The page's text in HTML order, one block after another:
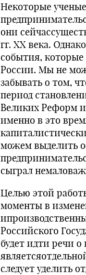
Некоторые
они
гг. XX века.
события,
России. Мы не
забывать о том,
период
Великих Реформ
именно в это
можем выделить
сыграл
Целью этой
моменты в
Российского
будет идти речи
следует уделить